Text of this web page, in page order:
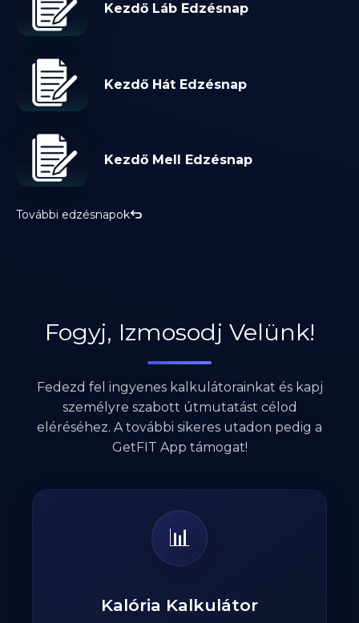
Kezdő Láb Edzésnap
Kezdő Hát Edzésnap
Kezdő Mell Edzésnap
További edzésnapok
Fogyj, Izmosodj Velünk!
Fedezd fel ingyenes kalkulátorainkat és kapj
személyre szabott útmutatást célod
eléréséhez. A további sikeres utadon pedig a
GetFIT App támogat!
📊
Kalória Kalkulátor